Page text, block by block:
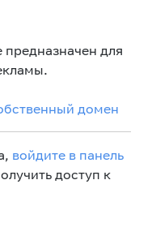
предназначен для
домен
войдите в панель
доступ к